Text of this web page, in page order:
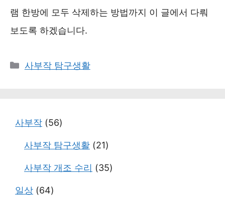
램 한방에 모두 삭제하는 방법까지 이 글에서 다뤄
보도록 하겠습니다.
카
사부작 탐구생활
사부작 (56)
사부작 탐구생활 (21)
사부작 개조 수리 (35)
일상 (64)